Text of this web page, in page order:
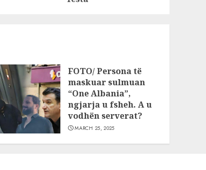
FOTO/ Persona të
maskuar sulmuan
“One Albania”,
ngjarja u fsheh. A u
vodhën serverat?
MARCH 25, 2025